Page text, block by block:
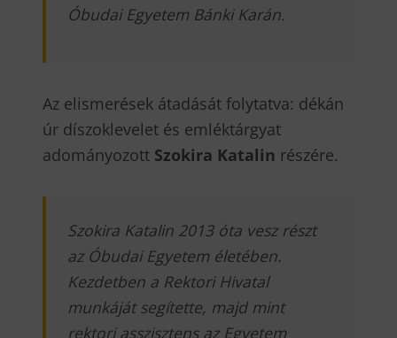
Óbudai Egyetem Bánki Karán.
Az elismerések átadását folytatva: dékán
úr díszoklevelet és emléktárgyat
adományozott Szokira Katalin részére.
Szokira Katalin 2013 óta vesz részt
az Óbudai Egyetem életében.
Kezdetben a Rektori Hivatal
munkáját segítette, majd mint
rektori asszisztens az Egyetem